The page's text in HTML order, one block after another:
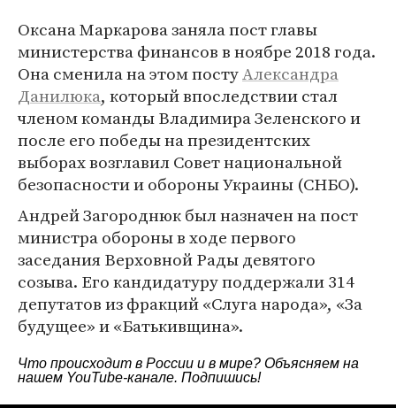
Оксана Маркарова заняла пост главы
министерства финансов в ноябре 2018 года.
Она сменила на этом постуАлександра
Данилюка, который впоследствии стал
членом команды Владимира Зеленского и
после его победы на президентских
выборах возглавил Совет национальной
безопасности и обороны Украины (СНБО).
Андрей Загороднюк был назначен на пост
министра обороны в ходе первого
заседания Верховной Рады девятого
созыва. Его кандидатуру поддержали 314
депутатов из фракций «Слуга народа», «За
будущее» и «Батькивщина».
Что происходит в России и в мире? Объясняем на
нашем YouTube-канале. Подпишись!